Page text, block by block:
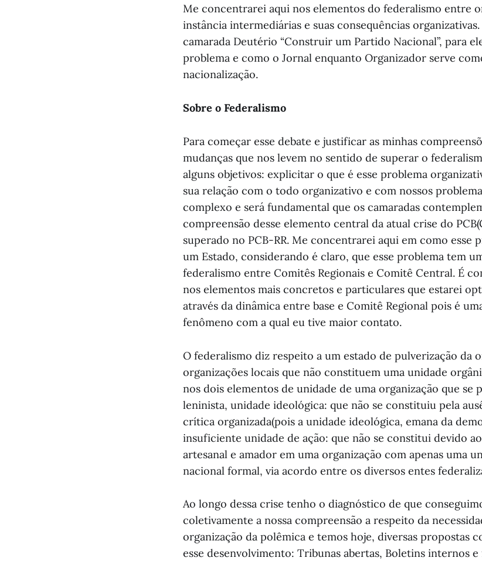
Me concentrarei aqui nos elementos do federalismo entre
instância intermediárias e suas consequências
camarada Deutério “Construir um Partido Nacional”, para
problema e como o Jornal enquanto Organizador serve
nacionalização.
Sobre o Federalismo
Para começar esse debate e justificar as minhas
mudanças que nos levem no sentido de superar o
alguns objetivos: explicitar o que é esse problema
sua relação com o todo organizativo e com nossos
complexo e será fundamental que os camaradas
compreensão desse elemento central da atual crise do
superado no PCB-RR. Me concentrarei aqui em como esse
um Estado, considerando é claro, que esse problema tem
federalismo entre Comitês Regionais e Comitê Central. É
nos elementos mais concretos e particulares que estarei
através da dinâmica entre base e Comitê Regional pois é
fenômeno com a qual eu tive maior contato.
O federalismo diz respeito a um estado de pulverização da
organizações locais que não constituem uma unidade
nos dois elementos de unidade de uma organização que se
leninista, unidade ideológica: que não se constituiu pela
crítica organizada(pois a unidade ideológica, emana da
insuficiente unidade de ação: que não se constitui devido
artesanal e amador em uma organização com apenas uma
nacional formal, via acordo entre os diversos entes
Ao longo dessa crise tenho o diagnóstico de que
coletivamente a nossa compreensão a respeito da
organização da polêmica e temos hoje, diversas propostas
esse desenvolvimento: Tribunas abertas, Boletins internos